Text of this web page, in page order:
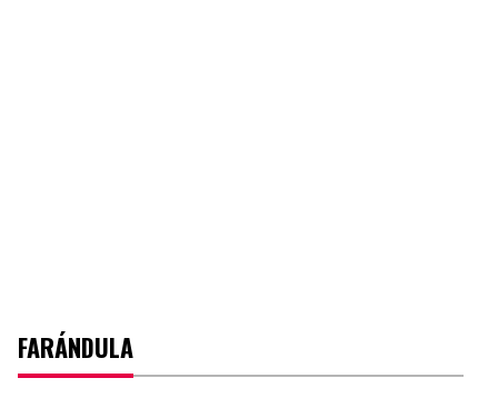
FARÁNDULA